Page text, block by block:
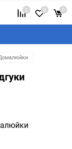
0 0 0